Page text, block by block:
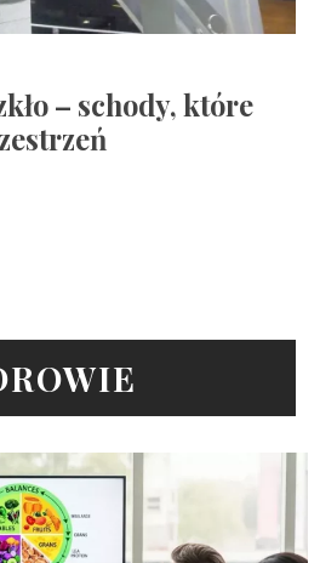
– schody, które